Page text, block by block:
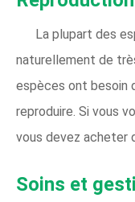
La plupart des
naturellement de
espèces ont besoin
reproduire. Si vous
vous devez acheter
Soins et